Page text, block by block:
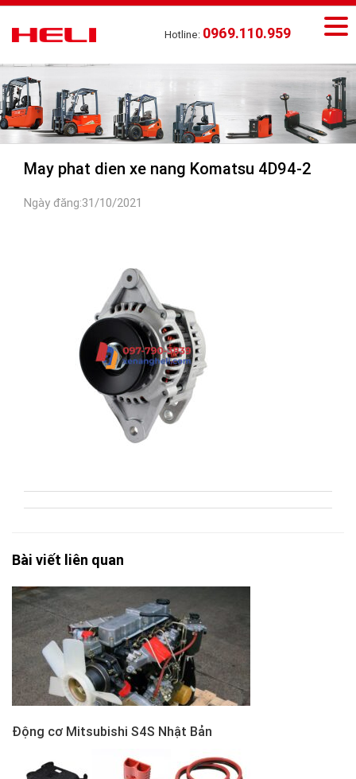
Hotline: 0969.110.959
May phat dien xe nang Komatsu 4D94-2
Ngày đăng:31/10/2021
Bài viết liên quan
Động cơ Mitsubishi S4S Nhật Bản